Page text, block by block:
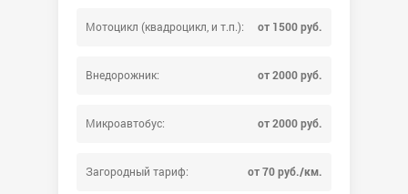
Мотоцикл (квадроцикл, и т.п.): от 1500 руб.
Внедорожник: от 2000 руб.
Микроавтобус: от 2000 руб.
Загородный тариф: от 70 руб./км.